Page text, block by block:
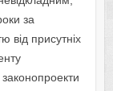
за
від присутніх